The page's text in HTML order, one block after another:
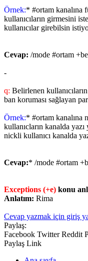
Örnek:* #ortam kanalına
kullanıcıların girmesini
kullanıcılar girebilsin
Cevap: /mode #ortam
-
q: Belirlenen
ban koruması sağlayan
Örnek:* #ortam kanalına
kullanıcların kanalda
nickli kullanıcı kanalda
Cevap:* /mode #ortam
Exceptions (+e) konu
Anlatım: Rima
Cevap yazmak için giriş
Paylaş:
Facebook Twitter Reddit
Paylaş Link